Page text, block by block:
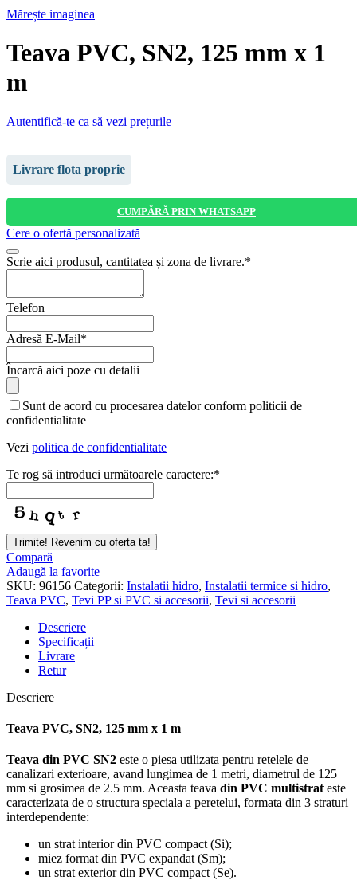
Mărește imaginea
Teava PVC, SN2, 125 mm x 1
m
Autentifică-te ca să vezi prețurile
Livrare flota proprie
CUMPĂRĂ PRIN WHATSAPP
Cere o ofertă personalizată
Scrie aici produsul, cantitatea și zona de livrare.*
Website
Telefon
Adresă E-Mail*
Încarcă aici poze cu detalii
Sunt de acord cu procesarea datelor conform politicii de
confidentialitate
Vezi politica de confidentialitate
Te rog să introduci următoarele caractere:*
Trimite! Revenim cu oferta ta!
Compară
Adaugă la favorite
SKU: 96156 Categorii: Instalatii hidro, Instalatii termice si hidro,
Teava PVC, Tevi PP si PVC si accesorii, Tevi si accesorii
Descriere
Specificații
Livrare
Retur
Descriere
Teava PVC, SN2, 125 mm x 1 m
Teava din PVC SN2 este o piesa utilizata pentru retelele de
canalizari exterioare, avand lungimea de 1 metri, diametrul de 125
mm si grosimea de 2.5 mm. Aceasta teava din PVC multistrateste
caracterizata de o structura speciala a peretelui, formata din 3 straturi
interdependente:
un strat interior din PVC compact (Si);
miez format din PVC expandat (Sm);
un strat exterior din PVC compact (Se).